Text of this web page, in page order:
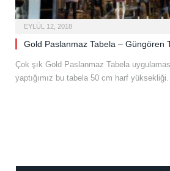
EYLÜL 12, 2018
Gold Paslanmaz Tabela – Güngören
Çok şık Gold Paslanmaz Tabela
yaptığımız bu tabela 50 cm harf yüksekliği…